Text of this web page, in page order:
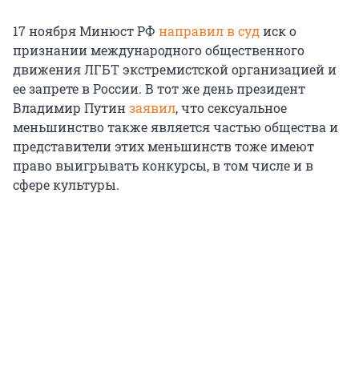
17 ноября Минюст РФ направил в судиск о
признании международного общественного
движения ЛГБТ экстремистской организацией и
ее запрете в России. В тот же день президент
Владимир Путинзаявил, что сексуальное
меньшинство также является частью общества и
представители этих меньшинств тоже имеют
право выигрывать конкурсы, в том числе и в
сфере культуры.